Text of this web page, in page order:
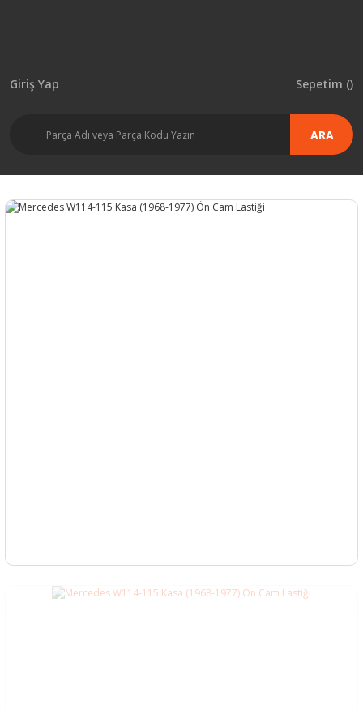
ARA
Giriş Yap Sepetim ()